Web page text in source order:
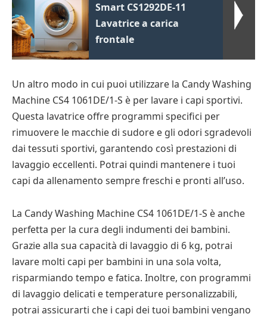
Smart CS1292DE-11
Lavatrice a carica
frontale
Un altro modo in cui puoi utilizzare la Candy Washing
Machine CS4 1061DE/1-S è per lavare i capi sportivi.
Questa lavatrice offre programmi specifici per
rimuovere le macchie di sudore e gli odori sgradevoli
dai tessuti sportivi, garantendo così prestazioni di
lavaggio eccellenti. Potrai quindi mantenere i tuoi
capi da allenamento sempre freschi e pronti all’uso.
La Candy Washing Machine CS4 1061DE/1-S è anche
perfetta per la cura degli indumenti dei bambini.
Grazie alla sua capacità di lavaggio di 6 kg, potrai
lavare molti capi per bambini in una sola volta,
risparmiando tempo e fatica. Inoltre, con programmi
di lavaggio delicati e temperature personalizzabili,
potrai assicurarti che i capi dei tuoi bambini vengano